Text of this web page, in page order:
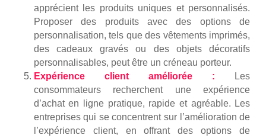
apprécient les produits uniques et personnalisés.
Proposer des produits avec des options de
personnalisation, tels que des vêtements imprimés,
des cadeaux gravés ou des objets décoratifs
personnalisables, peut être un créneau porteur.
Expérience client améliorée : Les
consommateurs recherchent une expérience
d’achat en ligne pratique, rapide et agréable. Les
entreprises qui se concentrent sur l’amélioration de
l’expérience client, en offrant des options de